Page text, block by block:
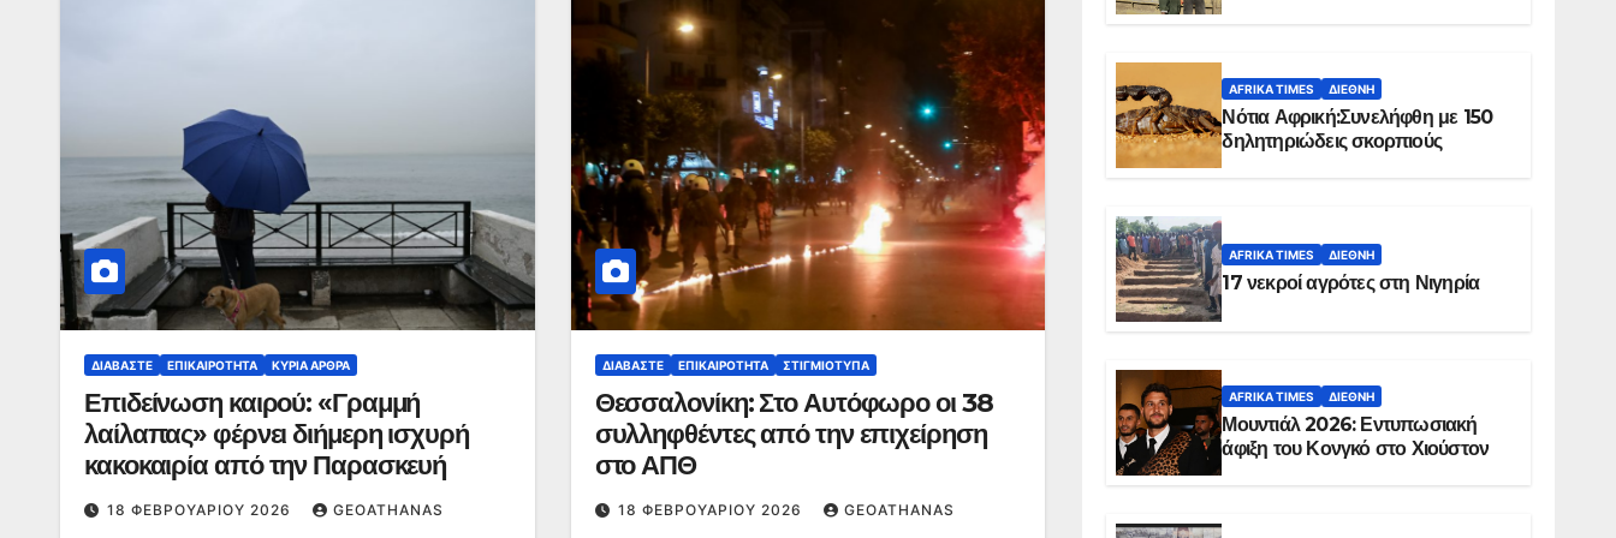
ΔΙΑΒΆΣΤΕ ΕΠΙΚΑΙΡΌΤΗΤΑ ΚΥΡΙΑ ΑΡΘΡΑ
Επιδείνωση καιρού: «Γραμμή
λαίλαπας» φέρνει διήμερη ισχυρή
κακοκαιρία από την Παρασκευή
18 ΦΕΒΡΟΥΑΡΊΟΥ 2026 GEOATHANAS
ΔΙΑΒΆΣΤΕ ΕΠΙΚΑΙΡΌΤΗΤΑ ΣΤΙΓΜΙΌΤΥΠΑ
Θεσσαλονίκη: Στο Αυτόφωρο οι 38
συλληφθέντες από την επιχείρηση
στο ΑΠΘ
18 ΦΕΒΡΟΥΑΡΊΟΥ 2026 GEOATHANAS
AFRIKA TIMES ΔΙΕΘΝΉ
Νότια Αφρική:Συνελήφθη με 150
δηλητηριώδεις σκορπιούς
AFRIKA TIMES ΔΙΕΘΝΉ
17 νεκροί αγρότες στη Νιγηρία
AFRIKA TIMES ΔΙΕΘΝΉ
Μουντιάλ 2026: Εντυπωσιακή
άφιξη του Κονγκό στο Χιούστον